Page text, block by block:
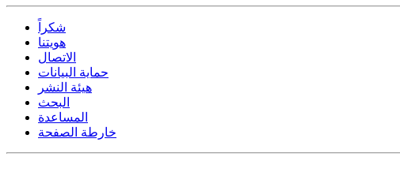
شكراً
هويتنا
الاتصال
حماية البيانات
هيئة النشر
البحث
المساعدة
خارطة الصفحة